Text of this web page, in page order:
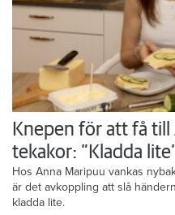
Knepen för att få
tekakor: ”Kladda
Hos Anna Maripuu vankas
är det avkoppling att slå
kladda lite.